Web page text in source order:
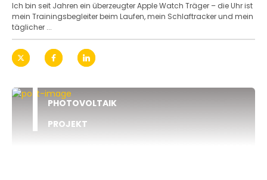
Ich bin seit Jahren ein überzeugter Apple Watch Träger – die Uhr ist
mein Trainingsbegleiter beim Laufen, mein Schlaftracker und mein
täglicher ...
PHOTOVOLTAIK
PROJEKT